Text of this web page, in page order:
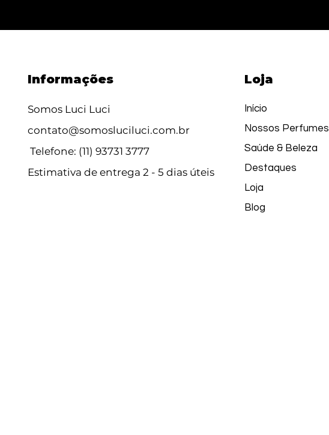
Informações
Somos Luci Luci
contato@somosluciluci.com.br
Telefone: (11) 93731 3777
Estimativa de entrega 2 - 5 dias úteis
Loja
Início
Nossos Perfumes
Saúde & Beleza
Destaques
Loja
Blog